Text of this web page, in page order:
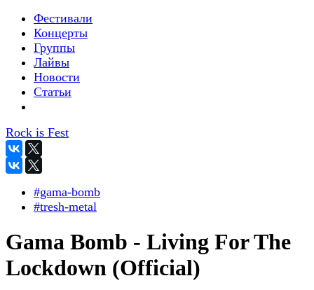
Фестивали
Концерты
Группы
Лайвы
Новости
Статьи
Rock is Fest
#gama-bomb
#tresh-metal
Gama Bomb - Living For The
Lockdown (Official)